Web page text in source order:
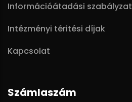
Információátadási szabályzat
Intézményi téritési díjak
Kapcsolat
Számlaszám